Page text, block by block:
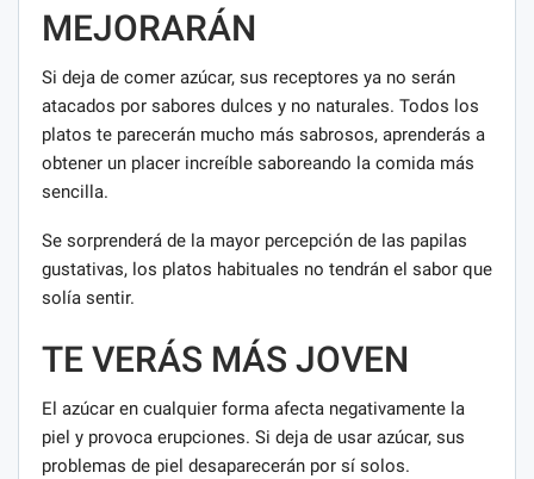
MEJORARÁN
Si deja de comer azúcar, sus receptores ya no serán
atacados por sabores dulces y no naturales. Todos los
platos te parecerán mucho más sabrosos, aprenderás a
obtener un placer increíble saboreando la comida más
sencilla.
Se sorprenderá de la mayor percepción de las papilas
gustativas, los platos habituales no tendrán el sabor que
solía sentir.
TE VERÁS MÁS JOVEN
El azúcar en cualquier forma afecta negativamente la
piel y provoca erupciones. Si deja de usar azúcar, sus
problemas de piel desaparecerán por sí solos.